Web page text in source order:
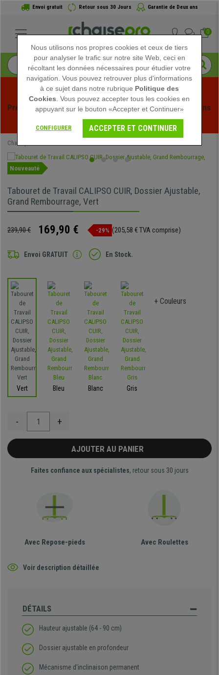
Envoi gratuit Retour sous 30 Jours Garantie de Deux ans
0
Profitez des soldes d'été chez Chaisepro ! Des réductions
exclusives pour une durée limitée - Voir l'offre
Chaisepro
Nouveauté
Tabouret de Travail CALIPSO CUIR, Dossier Ajustable,
Grand Rembourrage, Vert
239,90 € 169,90 € -29% (205,58 € TVA comprise)
Envoi GRATUIT En Stock.
Vert Bleu Blanc Gris
+ Couleurs
- +
AJOUTER AU PANIER
Faites confiance aux spécialistes, retour sous 30 jours
Avec Repose-pieds Avec Roulettes
Voir description détaillée
DÉTAILS
Hauteur ajustable (64 - 90 cm)
Dossier ajustable en profondeur
Mécanisme d'inclinaison permanent
Nous utilisons nos propres cookies et ceux de tiers
pour analyser le trafic sur notre site Web, ceci en
récoltant les données nécessaires pour étudier votre
navigation. Vous pouvez retrouver plus d'informations
à ce sujet dans notre rubrique Politique des
Cookies . Vous pouvez accepter tous les cookies en
appuyant sur le bouton «Accepter et Continuer»
CONFIGURER ACCEPTER ET CONTINUER